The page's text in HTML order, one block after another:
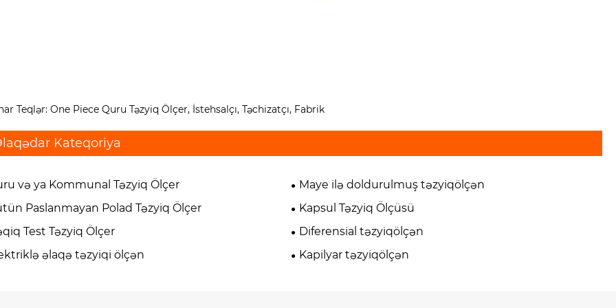
Teqlər: One Piece Quru Təzyiq Ölçer, İstehsalçı, Təchizatçı, Fabrik
Kateqoriya
və ya Kommunal Təzyiq Ölçer
Maye ilə doldurulmuş təzyiqölçən
Paslanmayan Polad Təzyiq Ölçer
Kapsul Təzyiq Ölçüsü
Test Təzyiq Ölçer
Diferensial təzyiqölçən
əlaqə təzyiqi ölçən
Kapilyar təzyiqölçən